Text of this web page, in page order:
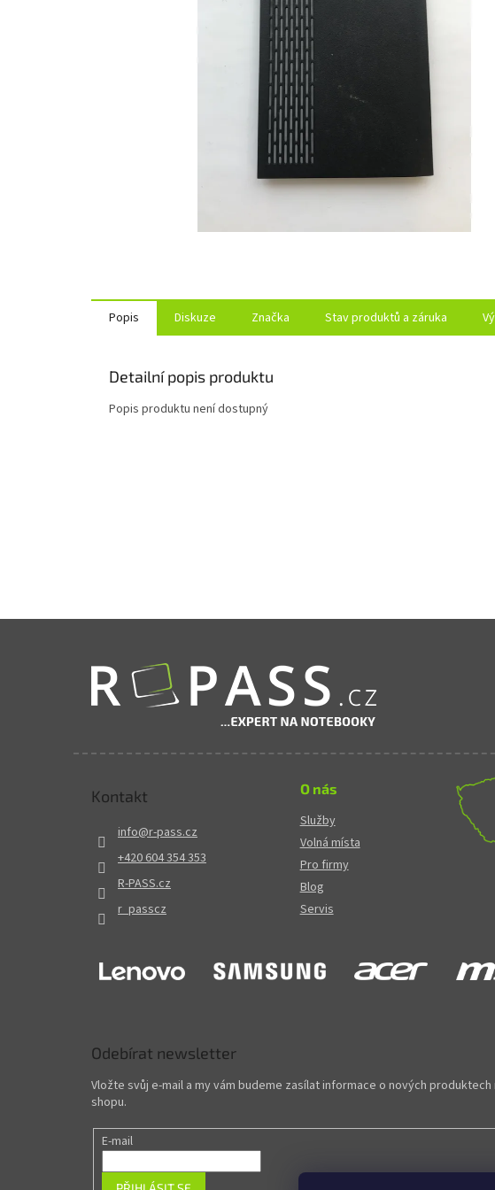
Popis Diskuze Značka Stav produktů a záruka
Detailní popis produktu
Popis produktu není dostupný
Kontakt
info@r-pass.cz
+420 604 354 353
R-PASS.cz
r_passcz
O nás
Služby
Volná místa
Pro firmy
Blog
Servis
Odebírat newsletter
Vložte svůj e-mail a my vám budeme zasílat informace o nových produktech
shopu.
E-mail